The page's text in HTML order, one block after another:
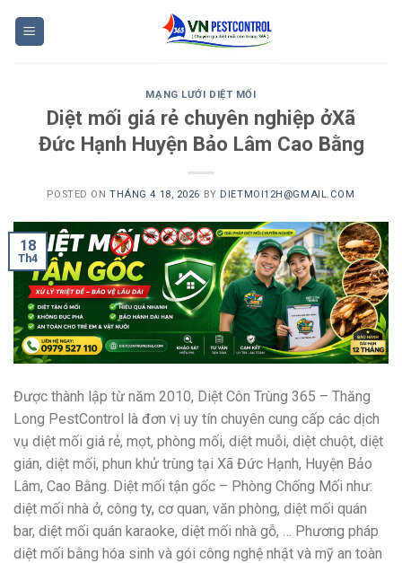
MẠNG LƯỚI DIỆT MỐI
Diệt mối giá rẻ chuyên nghiệp ởXã
Đức Hạnh Huyện Bảo Lâm Cao Bằng
POSTED ONTHÁNG 4 18, 2026 BY DIETMOI12H@GMAIL.COM
18
Th4
Được thành lập từ năm 2010, Diệt Côn Trùng 365 – Thăng
Long PestControl là đơn vị uy tín chuyên cung cấp các dịch
vụ diệt mối giá rẻ, mọt, phòng mối, diệt muỗi, diệt chuột, diệt
gián, diệt mối, phun khử trùng tại Xã Đức Hạnh, Huyện Bảo
Lâm, Cao Bằng. Diệt mối tận gốc – Phòng Chống Mối như:
diệt mối nhà ở, công ty, cơ quan, văn phòng, diệt mối quán
bar, diệt mối quán karaoke, diệt mối nhà gỗ, … Phương pháp
diệt mối bằng hóa sinh và gói công nghệ nhật và mỹ an toàn